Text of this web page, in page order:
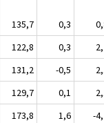
135,7 0,3
122,8 0,3
131,2 -0,5
129,7 0,1
173,8 1,6
-